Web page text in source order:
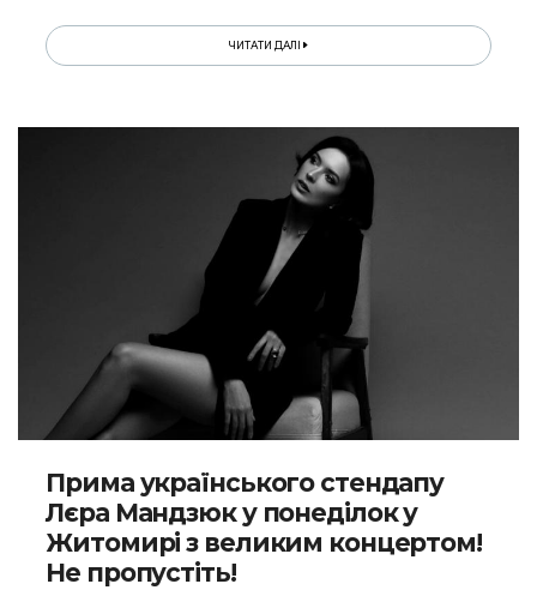
ЧИТАТИ ДАЛІ
Прима українського стендапу
Лєра Мандзюк у понеділок у
Житомирі з великим концертом!
Не пропустіть!